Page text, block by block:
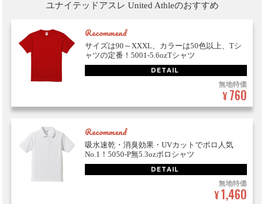
ユナイテッドアスレ United Athleのおすすめ
Recommend
サイズは90～XXXL、カラーは50色以上、Tシ
ャツの定番！5001-5.6ozTシャツ
DETAIL
無地特価
¥ 760
Recommend
吸水速乾・消臭効果・UVカットでポロ人気
No.1！5050-P無5.3ozポロシャツ
DETAIL
無地特価
¥1,460